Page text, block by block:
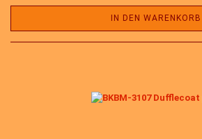
IN DEN WARENKORB